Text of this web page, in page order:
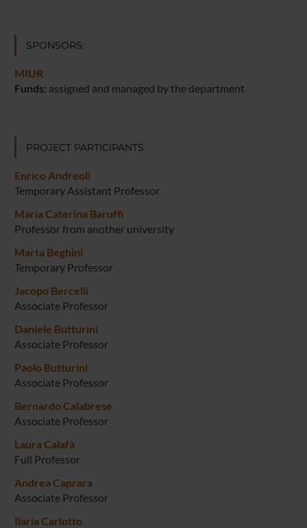
SPONSORS:
MIUR
Funds: assigned and managed by the department
PROJECT PARTICIPANTS
Enrico Andreoli
Temporary Assistant Professor
Maria Caterina Baruffi
Professor from another university
Marta Beghini
Temporary Professor
Jacopo Bercelli
Associate Professor
Daniele Butturini
Associate Professor
Paolo Butturini
Associate Professor
Bernardo Calabrese
Associate Professor
Laura Calafà
Full Professor
Andrea Caprara
Associate Professor
Ilaria Carlotto